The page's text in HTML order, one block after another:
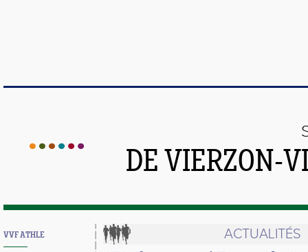
DE VIERZON-
VVF ATHLE ACTUALITÉS